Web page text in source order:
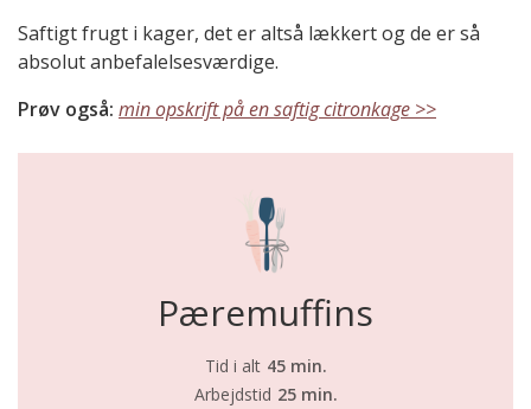
Saftigt frugt i kager, det er altså lækkert og de er så
absolut anbefalelsesværdige.
Prøv også: min opskrift på en saftig citronkage >>
Pæremuffins
Tid i alt 45 min.
Arbejdstid 25 min.